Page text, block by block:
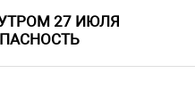
27 ИЮЛЯ